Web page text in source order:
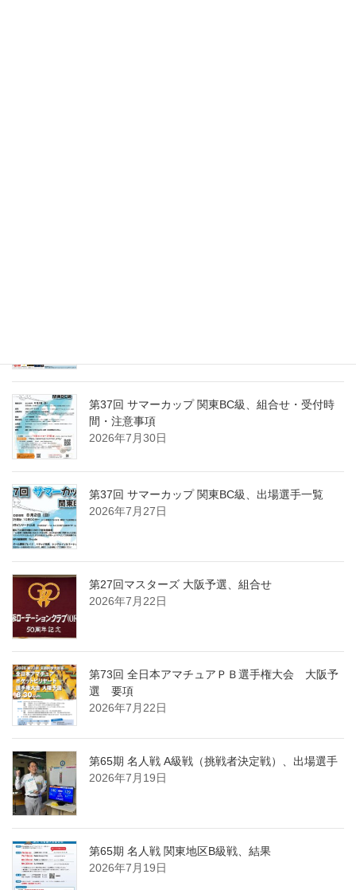
第37回 サマーカップ 関東BC級、組合せ・受付時
間・注意事項
2026年7月30日
第37回 サマーカップ 関東BC級、出場選手一覧
2026年7月27日
第27回マスターズ 大阪予選、組合せ
2026年7月22日
第73回 全日本アマチュアＰＢ選手権大会 大阪予
選 要項
2026年7月22日
第65期 名人戦 A級戦（挑戦者決定戦）、出場選手
2026年7月19日
第65期 名人戦 関東地区B級戦、結果
2026年7月19日